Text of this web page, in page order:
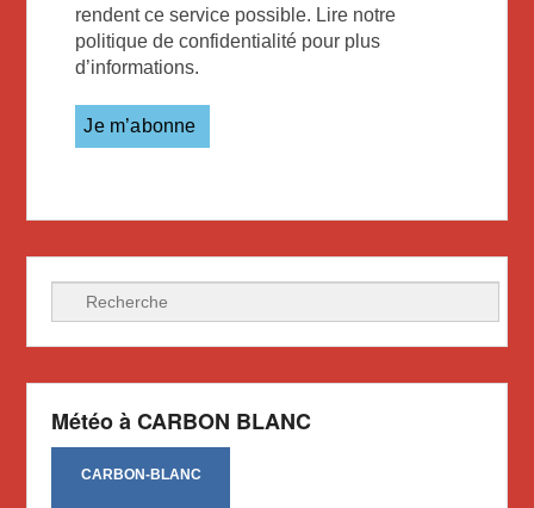
rendent ce service possible. Lire notre
politique de confidentialité pour plus
d’informations.
Recherche
Météo à CARBON BLANC